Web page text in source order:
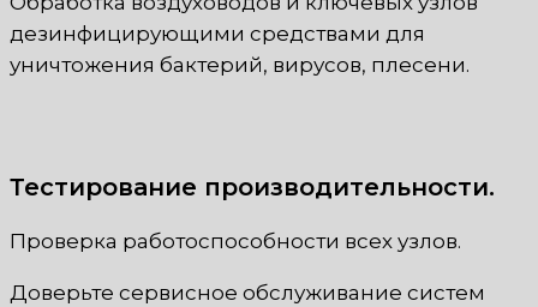
дезинфицирующими средствами для
уничтожения бактерий, вирусов, плесени.
Тестирование производительности.
Проверка работоспособности всех узлов.
Доверьте сервисное обслуживание систем